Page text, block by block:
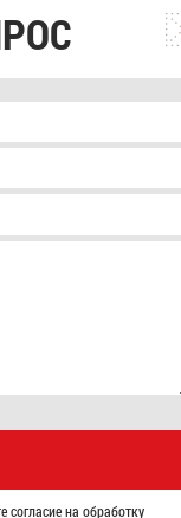
согласие на обработку